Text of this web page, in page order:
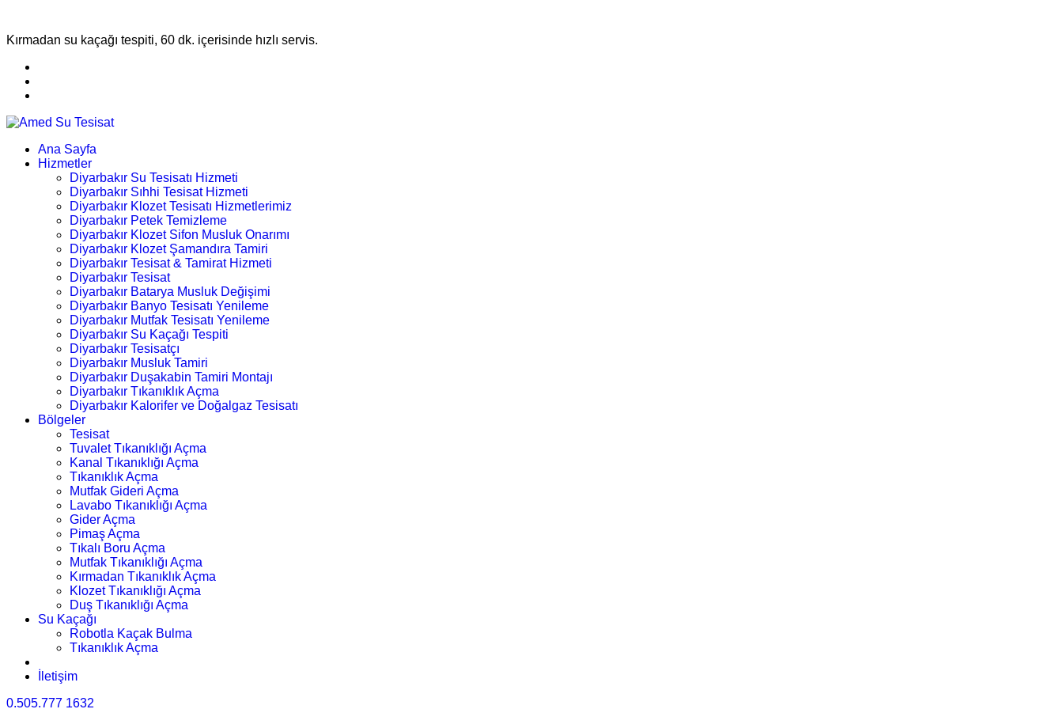
Kırmadan su kaçağı tespiti, 60 dk. içerisinde hızlı servis.
Ana Sayfa
Hizmetler
Diyarbakır Su Tesisatı Hizmeti
Diyarbakır Sıhhi Tesisat Hizmeti
Diyarbakır Klozet Tesisatı Hizmetlerimiz
Diyarbakır Petek Temizleme
Diyarbakır Klozet Sifon Musluk Onarımı
Diyarbakır Klozet Şamandıra Tamiri
Diyarbakır Tesisat & Tamirat Hizmeti
Diyarbakır Tesisat
Diyarbakır Batarya Musluk Değişimi
Diyarbakır Banyo Tesisatı Yenileme
Diyarbakır Mutfak Tesisatı Yenileme
Diyarbakır Su Kaçağı Tespiti
Diyarbakır Tesisatçı
Diyarbakır Musluk Tamiri
Diyarbakır Duşakabin Tamiri Montajı
Diyarbakır Tıkanıklık Açma
Diyarbakır Kalorifer ve Doğalgaz Tesisatı
Bölgeler
Tesisat
Tuvalet Tıkanıklığı Açma
Kanal Tıkanıklığı Açma
Tıkanıklık Açma
Mutfak Gideri Açma
Lavabo Tıkanıklığı Açma
Gider Açma
Pimaş Açma
Tıkalı Boru Açma
Mutfak Tıkanıklığı Açma
Kırmadan Tıkanıklık Açma
Klozet Tıkanıklığı Açma
Duş Tıkanıklığı Açma
Su Kaçağı
Robotla Kaçak Bulma
Tıkanıklık Açma
İletişim
0.505.777 1632